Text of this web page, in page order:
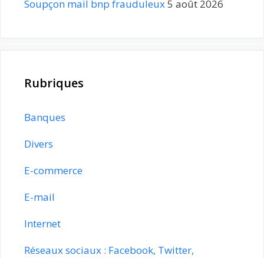
Soupçon mail bnp frauduleux5 août 2026
Rubriques
Banques
Divers
E-commerce
E-mail
Internet
Réseaux sociaux : Facebook, Twitter,